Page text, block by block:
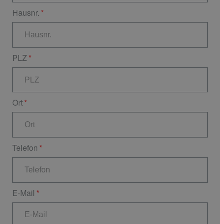
Hausnr.
PLZ
Ort
Telefon
E-Mail